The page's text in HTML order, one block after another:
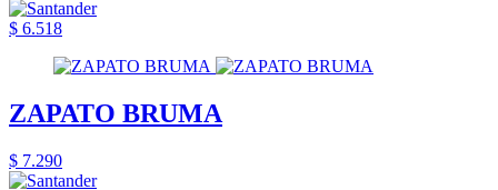
$ 6.518
ZAPATO BRUMA
$ 7.290